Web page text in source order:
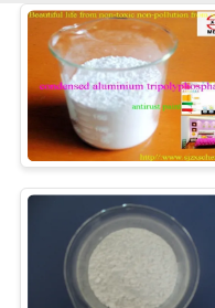
অনুরোধ
সাইট
ম্যাপ
PRIVACY
POLICY